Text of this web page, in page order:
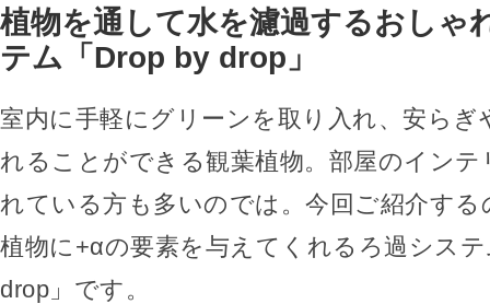
植物を通して水を濾過するおしゃ
テム「Drop by drop」
室内に手軽にグリーンを取り入れ、安らぎ
れることができる観葉植物。部屋のイン
れている方も多いのでは。今回ご紹介す
植物に+αの要素を与えてくれるろ過シス
drop」です。